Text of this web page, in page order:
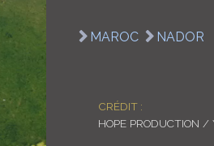
MAROC NADOR
CRÉDIT :
HOPE PRODUCTION